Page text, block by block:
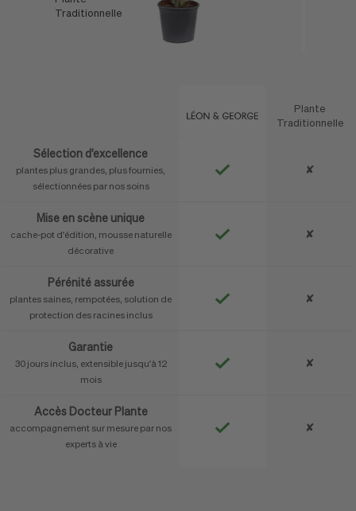
Traditionnelle
Plante
Traditionnelle
Sélection d'excellence
plantes plus grandes, plus fournies,
sélectionnées par nos soins
✘
Mise en scène unique
cache-pot d'édition, mousse naturelle
décorative
✘
Pérénité assurée
plantes saines, rempotées, solution de
protection des racines inclus
✘
Garantie
30 jours inclus, extensible jusqu'à 12
mois
✘
Accès Docteur Plante
accompagnement sur mesure par nos
experts à vie
✘